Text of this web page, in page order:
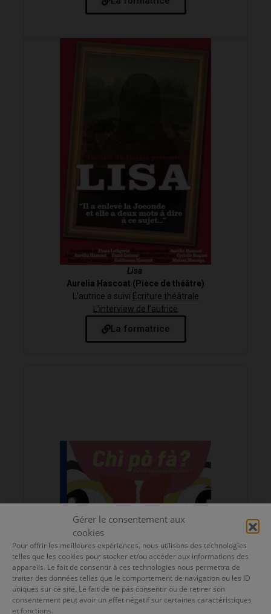
Gérer le consentement aux
cookies
Pour offrir les meilleures expériences, nous utilisons des technologies
telles que les cookies pour stocker et/ou accéder aux informations des
appareils. Le fait de consentir à ces technologies nous permettra de
traiter des données telles que le comportement de navigation ou les ID
uniques sur ce site. Le fait de ne pas consentir ou de retirer son
consentement peut avoir un effet négatif sur certaines caractéristiques
et fonctions.
Lisa
Aurelia Hascoat (Pièce de théâtre)
L’autrice a suivi Écriture théâtrale
L’interview de l’autrice
La formatrice
Chì pò fà